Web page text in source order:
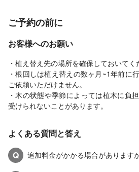
ご予約の前に
お客様へのお願い
・植え替え先の場所を確保しておいてく
・根回しは植え替えの数ヶ月~1年前に
ご依頼いただけません。
・木の状態や季節によっては植木に負
受けられないことがあります。
よくある質問と答え
Q
追加料金がかかる場合があります